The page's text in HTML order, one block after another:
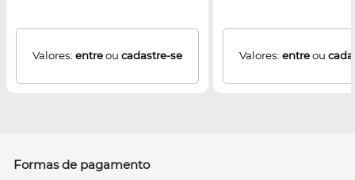
Valores: entreou cadastre-se Valores: entreou
Formas de pagamento